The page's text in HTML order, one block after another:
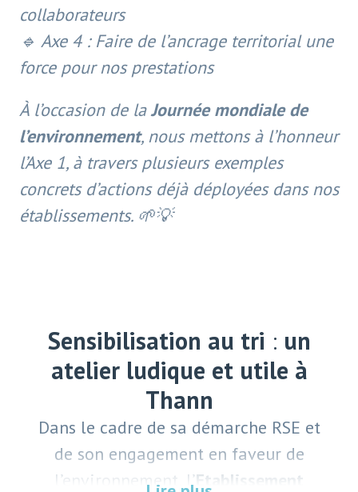
collaborateurs
🔹 Axe 4 : Faire de l’ancrage territorial une
force pour nos prestations
À l’occasion de laJournée mondiale de
l’environnement, nous mettons à l’honneur
l’Axe 1, à travers plusieurs exemples
concrets d’actions déjà déployées dans nos
établissements. 🌱💡
Sensibilisation au tri : un
atelier ludique et utile à
Thann
Dans le cadre de sa démarche RSE et
de son engagement en faveur de
l’environnement, l’Etablissement